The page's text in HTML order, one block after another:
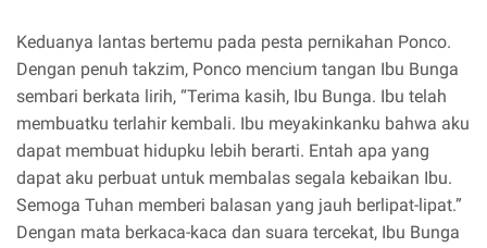
Keduanya lantas bertemu pada pesta pernikahan Ponco.
Dengan penuh takzim, Ponco mencium tangan Ibu Bunga
sembari berkata lirih, “Terima kasih, Ibu Bunga. Ibu telah
membuatku terlahir kembali. Ibu meyakinkanku bahwa aku
dapat membuat hidupku lebih berarti. Entah apa yang
dapat aku perbuat untuk membalas segala kebaikan Ibu.
Semoga Tuhan memberi balasan yang jauh berlipat-lipat.”
Dengan mata berkaca-kaca dan suara tercekat, Ibu Bunga